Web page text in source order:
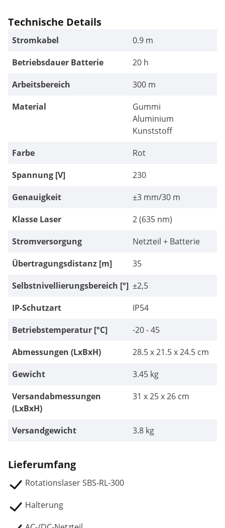
Technische Details
Stromkabel
0.9 m
Betriebsdauer Batterie
20 h
Arbeitsbereich
300 m
Material
Gummi
Aluminium
Kunststoff
Farbe
Rot
Spannung [V]
230
Genauigkeit
±3 mm/30 m
Klasse Laser
2 (635 nm)
Stromversorgung
Netzteil + Batterie
Übertragungsdistanz [m]
35
Selbstnivellierungsbereich [°] ±2,5
IP-Schutzart
IP54
Betriebstemperatur [°C]
-20 - 45
Abmessungen (LxBxH)
28.5 x 21.5 x 24.5 cm
Gewicht
3.45 kg
Versandabmessungen
(LxBxH)
31 x 25 x 26 cm
Versandgewicht 3.8 kg
Lieferumfang
Rotationslaser SBS-RL-300
Halterung